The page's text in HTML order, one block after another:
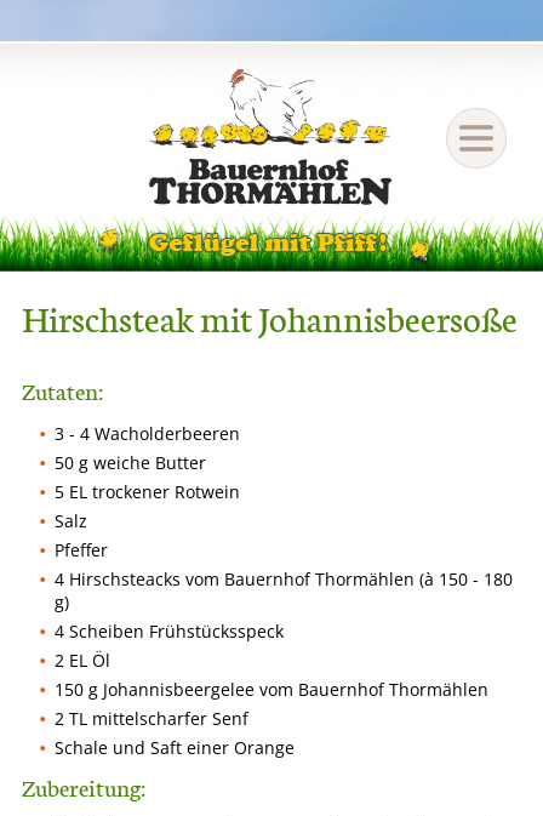
Hirschsteak mit Johannisbeersoße
Zutaten:
3 - 4 Wacholderbeeren
50 g weiche Butter
5 EL trockener Rotwein
Salz
Pfeffer
4 Hirschsteacks vom Bauernhof Thormählen (à 150 - 180
g)
4 Scheiben Frühstücksspeck
2 EL Öl
150 g Johannisbeergelee vom Bauernhof Thormählen
2 TL mittelscharfer Senf
Schale und Saft einer Orange
Zubereitung: